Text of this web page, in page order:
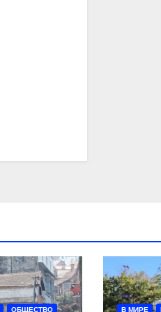
ОБЩЕСТВО В МИРЕ